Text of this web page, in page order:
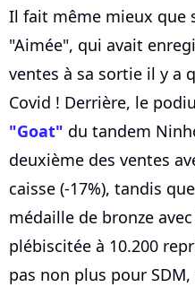
Il fait même mieux que
"Aimée", qui avait
ventes à sa sortie il y a
Covid ! Derrière, le
"Goat" du tandem
deuxième des ventes
caisse (-17%), tandis
médaille de bronze
plébiscitée à 10.200
pas non plus pour